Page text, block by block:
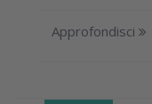
Approfondisci